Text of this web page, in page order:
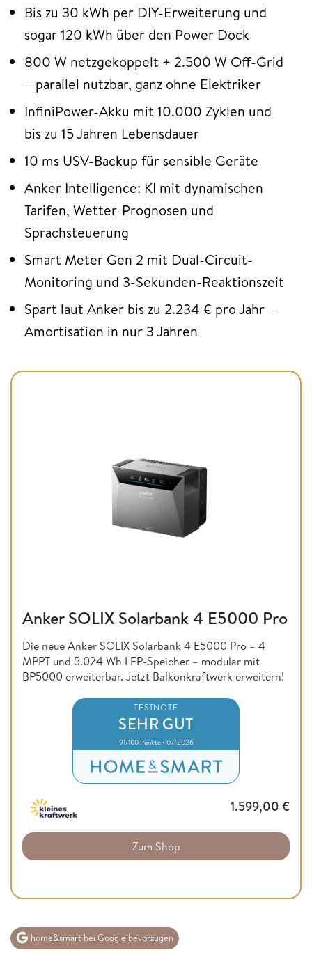
Bis zu 30 kWh per DIY-Erweiterung und
sogar 120 kWh über den Power Dock
800 W netzgekoppelt + 2.500 W Off-Grid
– parallel nutzbar, ganz ohne Elektriker
InfiniPower-Akku mit 10.000 Zyklen und
bis zu 15 Jahren Lebensdauer
10 ms USV-Backup für sensible Geräte
Anker Intelligence: KI mit dynamischen
Tarifen, Wetter-Prognosen und
Sprachsteuerung
Smart Meter Gen 2 mit Dual-Circuit-
Monitoring und 3-Sekunden-Reaktionszeit
Spart laut Anker bis zu 2.234 € pro Jahr –
Amortisation in nur 3 Jahren
Anker SOLIX Solarbank 4 E5000 Pro
Die neue Anker SOLIX Solarbank 4 E5000 Pro – 4
MPPT und 5.024 Wh LFP-Speicher – modular mit
BP5000 erweiterbar. Jetzt Balkonkraftwerk erweitern!
TESTNOTE
SEHR GUT
91/100 Punkte • 07/2026
1.599,00 €
Zum Shop
home&smart bei Google bevorzugen